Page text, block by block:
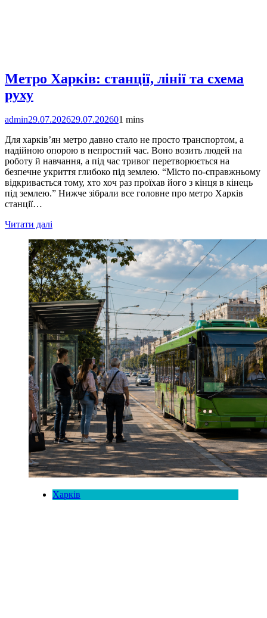
Метро Харків: станції, лінії та схема
руху
admin29.07.202629.07.202601 mins
Для харків’ян метро давно стало не просто транспортом, а
надійною опорою в непростий час. Воно возить людей на
роботу й навчання, а під час тривог перетворюється на
безпечне укриття глибоко під землею. “Місто по-справжньому
відкривається тому, хто хоч раз проїхав його з кінця в кінець
під землею.” Нижче зібрали все головне про метро Харків
станції…
Читати далі
Харків